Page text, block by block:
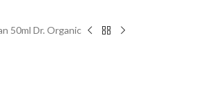
50ml Dr. Organic